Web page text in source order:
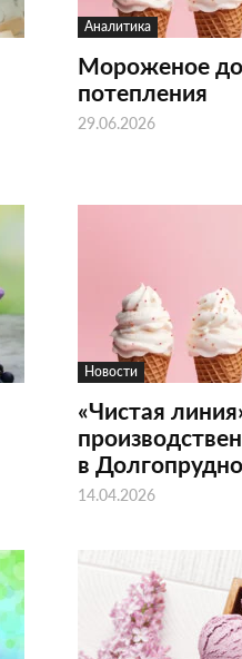
Аналитика
Мороженое
потепления
29.06.2026
Новости
«Чистая
в
14.04.2026